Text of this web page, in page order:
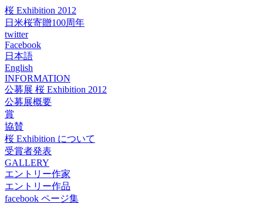
桜 Exhibition 2012
日米桜寄贈100周年
twitter
Facebook
日本語
English
INFORMATION
公募展 桜 Exhibition 2012
公募展概要
賞
協賛
桜 Exhibition について
受賞者発表
GALLERY
エントリー作家
エントリー作品
facebook ページ集